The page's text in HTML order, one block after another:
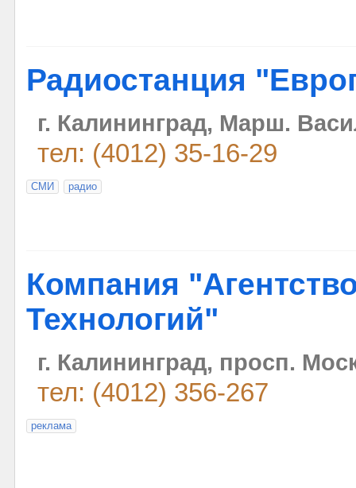
Радиостанция
г. Калининград, Марш.
тел: (4012) 35-16-29
СМИ радио
Компания
Технологий"
г. Калининград, просп.
тел: (4012) 356-267
реклама